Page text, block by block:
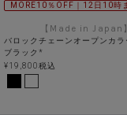
MORE10％OFF｜12日10時
【Made in Japan】
バロックチェーンオープンカ
ブラック*
¥19,800税込